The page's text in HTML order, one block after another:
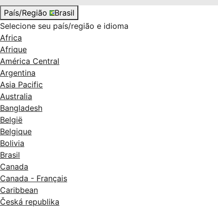
País/Região
Brasil
Selecione seu país/região e idioma
Africa
Afrique
América Central
Argentina
Asia Pacific
Australia
Bangladesh
België
Belgique
Bolivia
Brasil
Canada
Canada - Français
Caribbean
Česká republika